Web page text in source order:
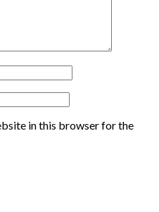
in this browser for the